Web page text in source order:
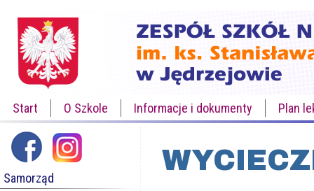
Start O Szkole Informacje i dokumenty Plan
Samorząd